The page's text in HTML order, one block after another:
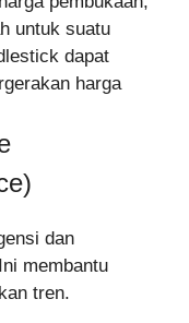
untuk suatu
dapat
harga
dan
membantu
tren.